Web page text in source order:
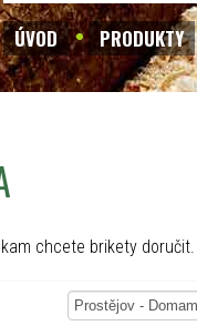
ÚVOD PRODUKTY
chcete brikety doručit.